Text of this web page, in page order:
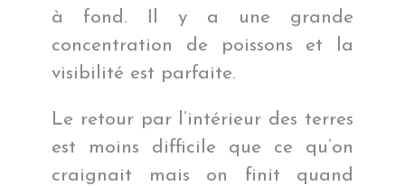
à fond. Il y a une grande
concentration de poissons et la
visibilité est parfaite.
Le retour par l’intérieur des terres
est moins difficile que ce qu’on
craignait mais on finit quand